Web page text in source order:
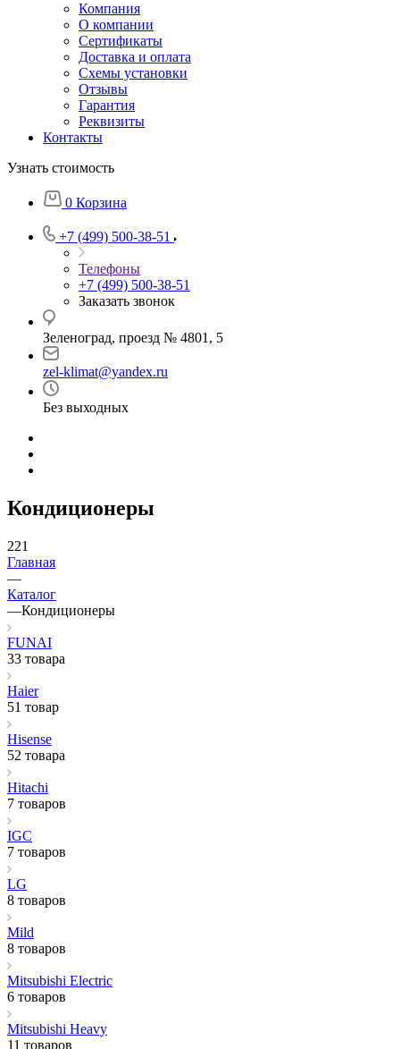
Компания
О компании
Сертификаты
Доставка и оплата
Схемы установки
Отзывы
Гарантия
Реквизиты
Контакты
Узнать стоимость
0 Корзина
+7 (499) 500-38-51
Телефоны
+7 (499) 500-38-51
Заказать звонок
Зеленоград, проезд № 4801, 5
zel-klimat@yandex.ru
Без выходных
Кондиционеры
221
Главная
—
Каталог
—Кондиционеры
FUNAI
33 товара
Haier
51 товар
Hisense
52 товара
Hitachi
7 товаров
IGC
7 товаров
LG
8 товаров
Mild
8 товаров
Mitsubishi Electric
6 товаров
Mitsubishi Heavy
11 товаров